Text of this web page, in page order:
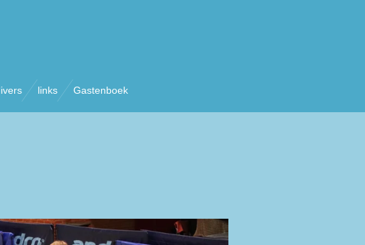
links Gastenboek